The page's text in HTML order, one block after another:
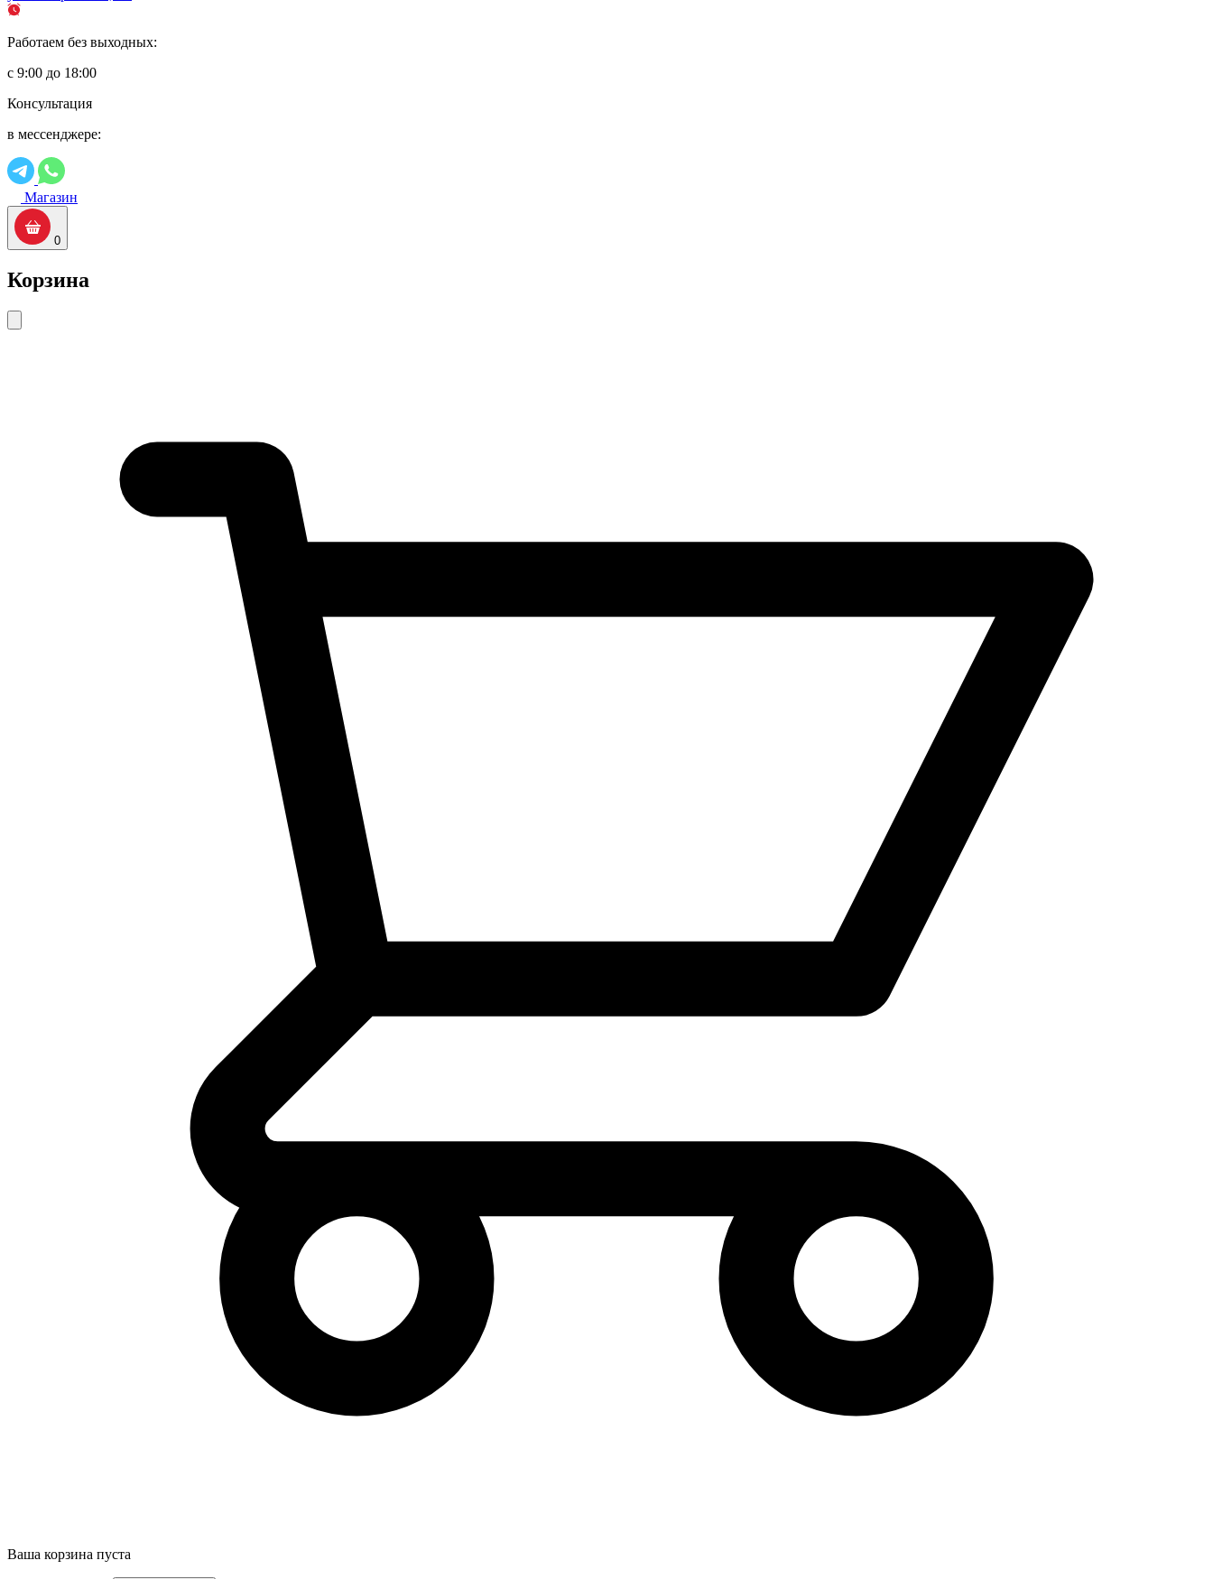
Работаем без выходных:
с 9:00 до 18:00
Консультация
в мессенджере:
Магазин
0
Корзина
Ваша корзина пуста